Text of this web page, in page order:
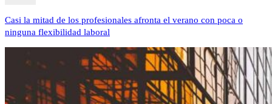
Casi la mitad de los profesionales afronta el verano con poca o
ninguna flexibilidad laboral